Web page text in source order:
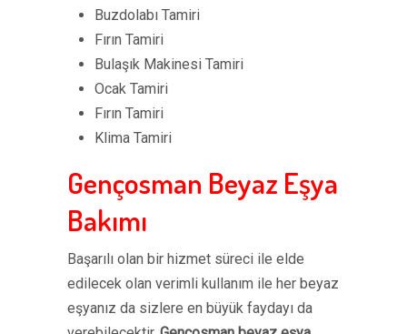
Buzdolabı Tamiri
Fırın Tamiri
Bulaşık Makinesi Tamiri
Ocak Tamiri
Fırın Tamiri
Klima Tamiri
Gençosman Beyaz Eşya
Bakımı
Başarılı olan bir hizmet süreci ile elde
edilecek olan verimli kullanım ile her beyaz
eşyanız da sizlere en büyük faydayı da